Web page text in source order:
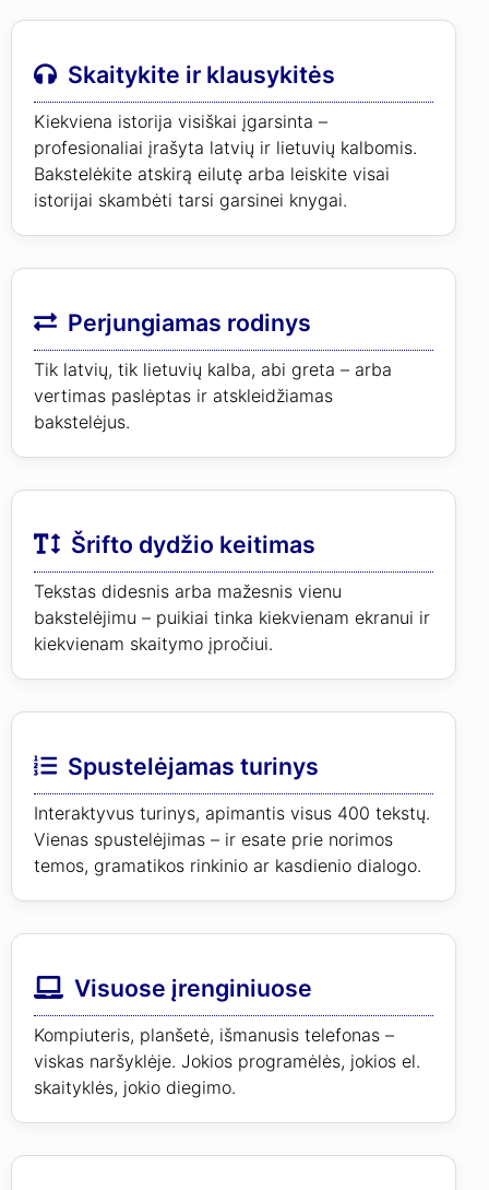
Skaitykite ir klausykitės
Kiekviena istorija visiškai įgarsinta –
profesionaliai įrašyta latvių ir lietuvių kalbomis.
Bakstelėkite atskirą eilutę arba leiskite visai
istorijai skambėti tarsi garsinei knygai.
Perjungiamas rodinys
Tik latvių, tik lietuvių kalba, abi greta – arba
vertimas paslėptas ir atskleidžiamas
bakstelėjus.
Šrifto dydžio keitimas
Tekstas didesnis arba mažesnis vienu
bakstelėjimu – puikiai tinka kiekvienam ekranui ir
kiekvienam skaitymo įpročiui.
Spustelėjamas turinys
Interaktyvus turinys, apimantis visus 400 tekstų.
Vienas spustelėjimas – ir esate prie norimos
temos, gramatikos rinkinio ar kasdienio dialogo.
Visuose įrenginiuose
Kompiuteris, planšetė, išmanusis telefonas –
viskas naršyklėje. Jokios programėlės, jokios el.
skaityklės, jokio diegimo.